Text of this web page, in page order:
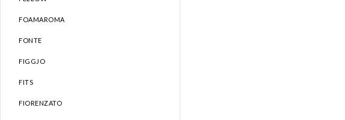
FOAMAROMA
FONTE
FIGGJO
FITS
FIORENZATO